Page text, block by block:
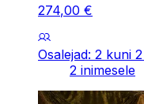
274,00 €
Osalejad: 2 kuni
2 inimesele